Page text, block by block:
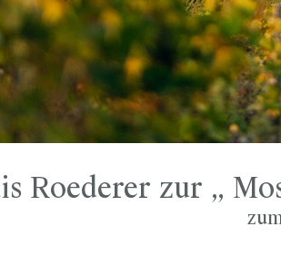
Roederer zur „